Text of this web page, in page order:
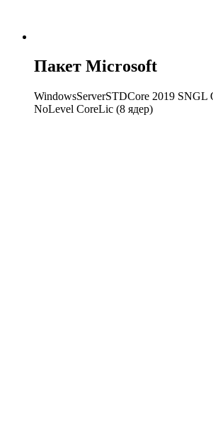
Пакет Microsoft
WindowsServerSTDCore 2019 SNGL
NoLevel CoreLic (8 ядер)